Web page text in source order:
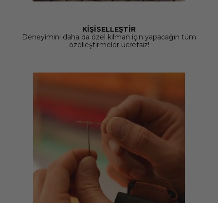
KİŞİSELLEŞTİR
Deneyimini daha da özel kılman için yapacağın tüm
özelleştirmeler ücretsiz!